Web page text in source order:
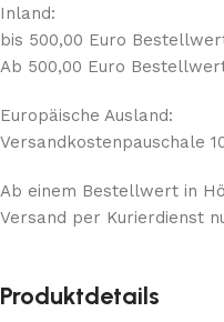
Inland:
bis 500,00 Euro
Ab 500,00 Euro
Europäische Ausland:
Versandkostenpauschale
Ab einem Bestellwert in
Versand per Kurierdienst
Produktdetails